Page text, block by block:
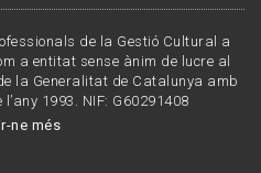
de la Gestió Cultural a
a entitat sense ànim de lucre al
la Generalitat de Catalunya amb
1993. NIF: G60291408
ne més